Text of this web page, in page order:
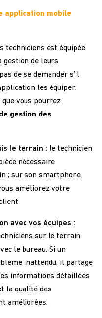
application mobile
techniciens est équipée
gestion de leurs
de se demander s’il
les équiper.
vous pourrez
gestion des
le terrain : le technicien
nécessaire
; sur son smartphone.
améliorez votre
avec vos équipes :
sur le terrain
le bureau. Si un
inattendu, il partage
informations détaillées
la qualité des
améliorées.